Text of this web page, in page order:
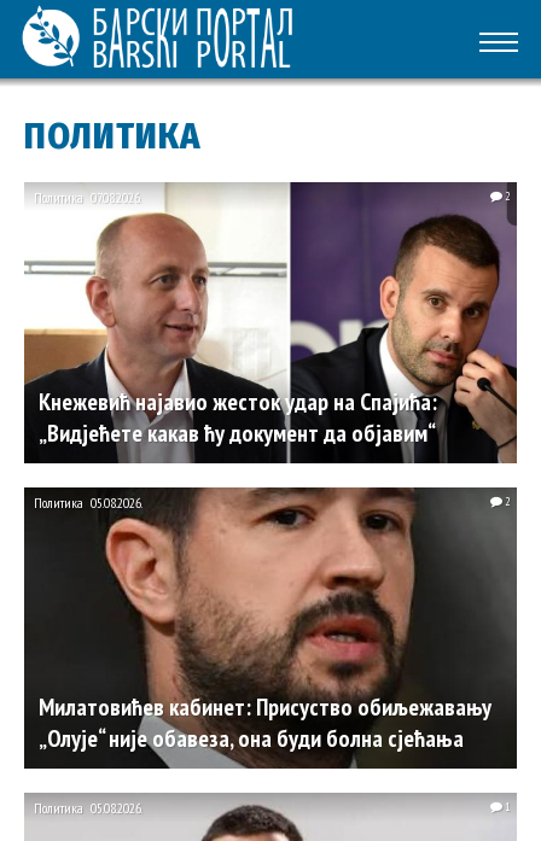
ПОЛИТИКА
Кнежевић најавио жесток удар на Спајића:
„Видјећете какав ћу документ да објавим“
Политика 07.08.2026. 2
Милатовићев кабинет: Присуство обиљежавању
„Олује“ није обавеза, она буди болна сјећања
Политика 05.08.2026. 2
Политика 05.08.2026. 1